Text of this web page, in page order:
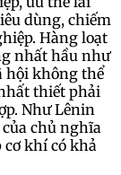
dùng, chiếm
Hàng loạt
nhất hầu như
hội không thể
thiết phải
Như Lênin
chủ nghĩa
cơ khí có khả